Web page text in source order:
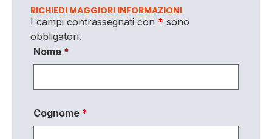
RICHIEDI MAGGIORI INFORMAZIONI
I campi contrassegnati con * sono
obbligatori.
Nome *
Cognome *